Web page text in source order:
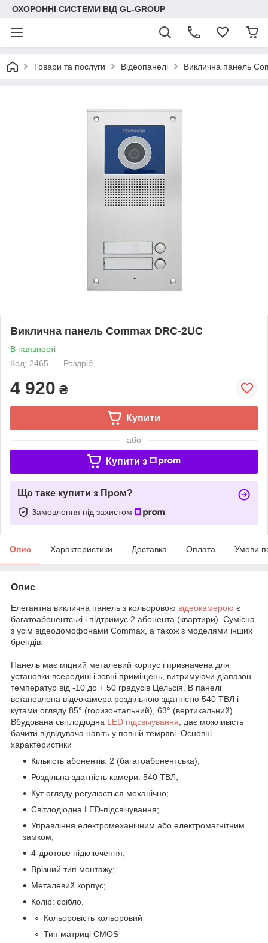
ОХОРОННІ СИСТЕМИ ВІД GL-GROUP
Товари та послуги Відеопанелі Виклична панель
Виклична панель Commax DRC-2UC
В наявності
Код: 2465
Роздріб
4 920 ₴
Купити
або
Купити з
Що таке купити з Пром?
Замовлення під захистом
Опис Характеристики Доставка Оплата Умови
Опис
Елегантна виклична панель з кольоровою відеокамерою є
багатоабонентські і підтримує 2 абонента (квартири). Сумісна
з усім відеодомофонами Commax, а також з моделями інших
брендів.
Панель має міцний металевий корпус і призначена для
установки всередині і зовні приміщень, витримуючи діапазон
температур від -10 до + 50 градусів Цельсія. В панелі
встановлена відеокамера роздільною здатністю 540 ТВЛ і
кутами огляду 85° (горизонтальний), 63° (вертикальний).
Вбудована світлодіодна LED підсвічування , дає можливість
бачити відвідувача навіть у повній темряві. Основні
характеристики
Кількість абонентів: 2 (багатоабонентська);
Роздільна здатність камери: 540 ТВЛ;
Кут огляду регулюється механічно;
Світлодіодна LED-підсвічування;
Управління електромеханічним або електромагнітним
замком;
4-дротове підключення;
Врізний тип монтажу;
Металевий корпус;
Колір: срібло.
Кольоровість кольоровий
Тип матриці CMOS